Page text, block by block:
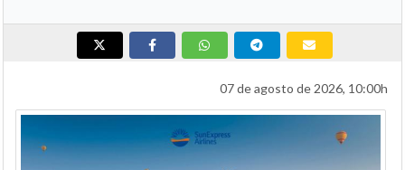
07 de agosto de 2026, 10:00h